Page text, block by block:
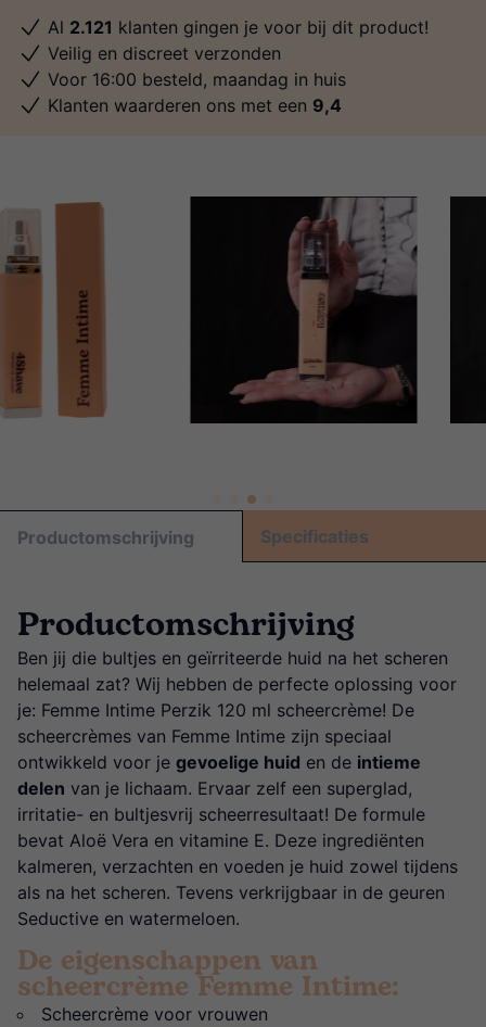
Al 2.121 klanten gingen je voor bij dit product!
Veilig en discreet verzonden
Voor 16:00 besteld, maandag in huis
Klanten waarderen ons met een 9,4
Productomschrijving Specificaties
Productomschrijving
Ben jij die bultjes en geïrriteerde huid na het scheren
helemaal zat? Wij hebben de perfecte oplossing voor
je: Femme Intime Perzik 120 ml scheercrème! De
scheercrèmes van Femme Intime zijn speciaal
ontwikkeld voor je gevoelige huid en de intieme
delen van je lichaam. Ervaar zelf een superglad,
irritatie- en bultjesvrij scheerresultaat! De formule
bevat Aloë Vera en vitamine E. Deze ingrediënten
kalmeren, verzachten en voeden je huid zowel tijdens
als na het scheren. Tevens verkrijgbaar in de geuren
Seductive en watermeloen.
De eigenschappen van
scheercrème Femme Intime:
Scheercrème voor vrouwen